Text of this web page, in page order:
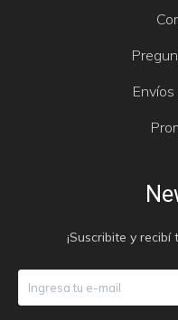
¡Suscribite y